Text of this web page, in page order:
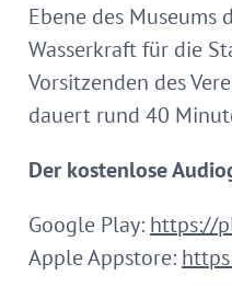
Ebene des
Wasserkraft für die
Vorsitzenden des
dauert rund 40
Der kostenlose
Google Play: https://
Apple Appstore: